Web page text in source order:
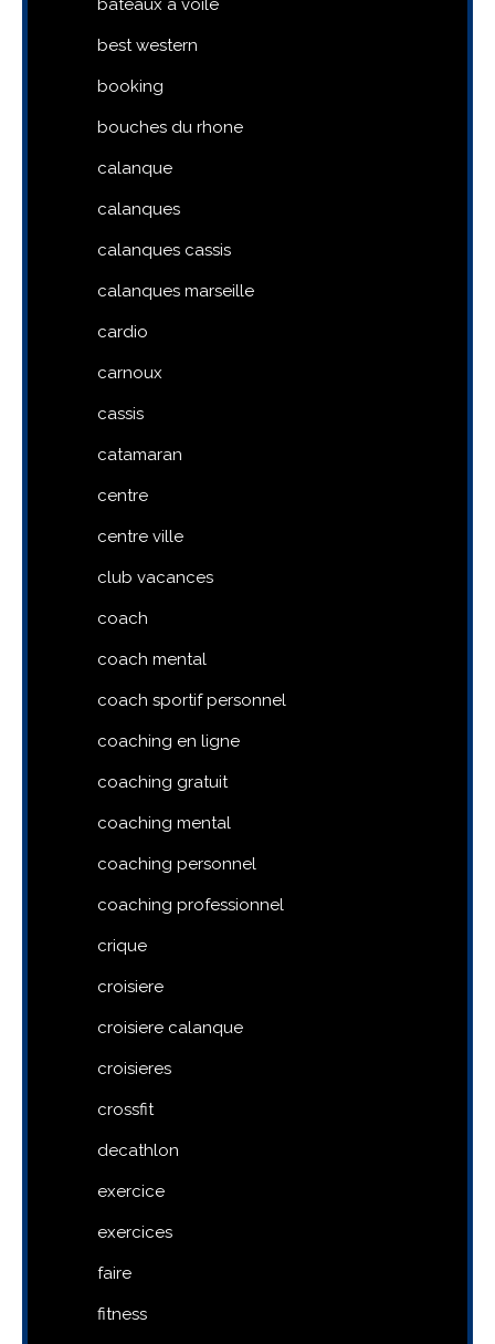
bateaux a voile
best western
booking
bouches du rhone
calanque
calanques
calanques cassis
calanques marseille
cardio
carnoux
cassis
catamaran
centre
centre ville
club vacances
coach
coach mental
coach sportif personnel
coaching en ligne
coaching gratuit
coaching mental
coaching personnel
coaching professionnel
crique
croisiere
croisiere calanque
croisieres
crossfit
decathlon
exercice
exercices
faire
fitness